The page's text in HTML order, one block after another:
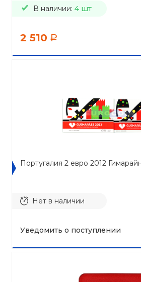
В наличии: 4 шт
2 510 a
Португалия 2 евро 2012
Нет в наличии
Уведомить о поступлении